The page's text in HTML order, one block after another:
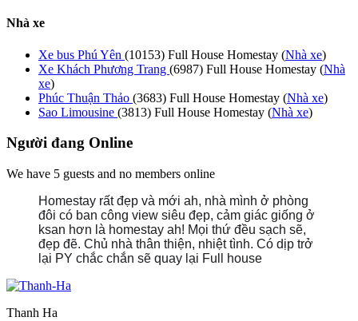
Nhà xe
Xe bus Phú Yên (10153) Full House Homestay (Nhà xe)
Xe Khách Phương Trang (6987) Full House Homestay (Nhà
xe)
Phúc Thuận Thảo (3683) Full House Homestay (Nhà xe)
Sao Limousine (3813) Full House Homestay (Nhà xe)
Người đang Online
We have 5 guests and no members online
Homestay rất đẹp và mới ah, nhà mình ở phòng
đôi có ban công view siêu đẹp, cảm giác giống ở
ksan hơn là homestay ah! Mọi thứ đều sạch sẽ,
đẹp đẽ. Chủ nhà thân thiện, nhiệt tình. Có dịp trở
lại PY chắc chắn sẽ quay lại Full house
Thanh Ha